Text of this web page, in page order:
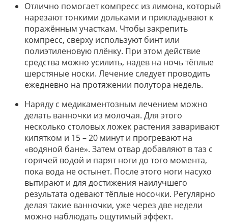
Отлично помогает компресс из лимона, который
нарезают тонкими дольками и прикладывают к
поражённым участкам. Чтобы закрепить
компресс, сверху используют бинт или
полиэтиленовую плёнку. При этом действие
средства можно усилить, надев на ночь тёплые
шерстяные носки. Лечение следует проводить
ежедневно на протяжении полутора недель.
Наряду с медикаментозным лечением можно
делать ванночки из молочая. Для этого
несколько столовых ложек растения заваривают
кипятком и 15 – 20 минут и прогревают на
«водяной бане». Затем отвар добавляют в таз с
горячей водой и парят ноги до того момента,
пока вода не остынет. После этого ноги насухо
вытирают и для достижения наилучшего
результата одевают тёплые носочки. Регулярно
делая такие ванночки, уже через две недели
можно наблюдать ощутимый эффект.